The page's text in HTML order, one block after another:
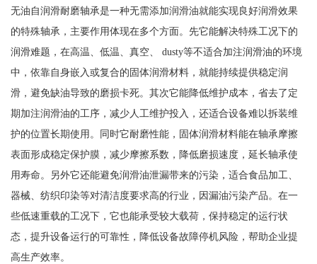
无油自润滑耐磨轴承是一种无需添加润滑油就能实现良好润滑效果
的特殊轴承，主要作用体现在多个方面。先它能解决特殊工况下的
润滑难题，在高温、低温、真空、 dusty等不适合加注润滑油的环境
中，依靠自身嵌入或复合的固体润滑材料，就能持续提供稳定润
滑，避免缺油导致的磨损卡死。其次它能降低维护成本，省去了定
期加注润滑油的工序，减少人工维护投入，还适合设备难以拆装维
护的位置长期使用。同时它耐磨性能，固体润滑材料能在轴承摩擦
表面形成稳定保护膜，减少摩擦系数，降低磨损速度，延长轴承使
用寿命。另外它还能避免润滑油泄漏带来的污染，适合食品加工、
器械、纺织印染等对清洁度要求高的行业，因漏油污染产品。在一
些低速重载的工况下，它也能承受较大载荷，保持稳定的运行状
态，提升设备运行的可靠性，降低设备故障停机风险，帮助企业提
高生产效率。